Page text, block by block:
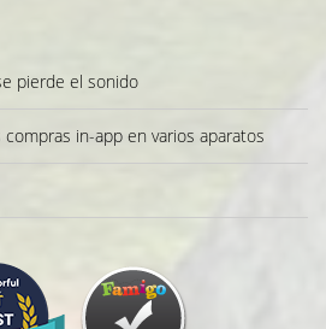
pierde el sonido
in-app en varios aparatos